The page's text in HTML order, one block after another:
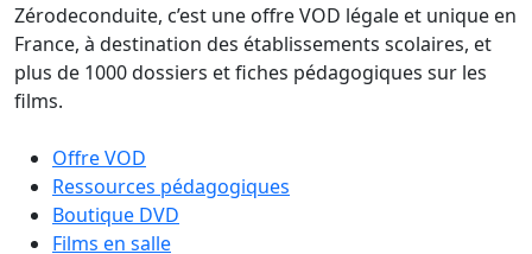
Zérodeconduite, c’est une offre VOD légale et unique en
France, à destination des établissements scolaires, et
plus de 1000 dossiers et fiches pédagogiques sur les
films.
Offre VOD
Ressources pédagogiques
Boutique DVD
Films en salle